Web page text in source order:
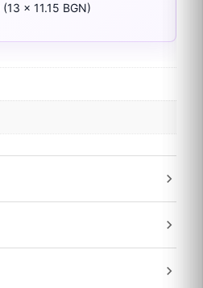
x 11.15 BGN)